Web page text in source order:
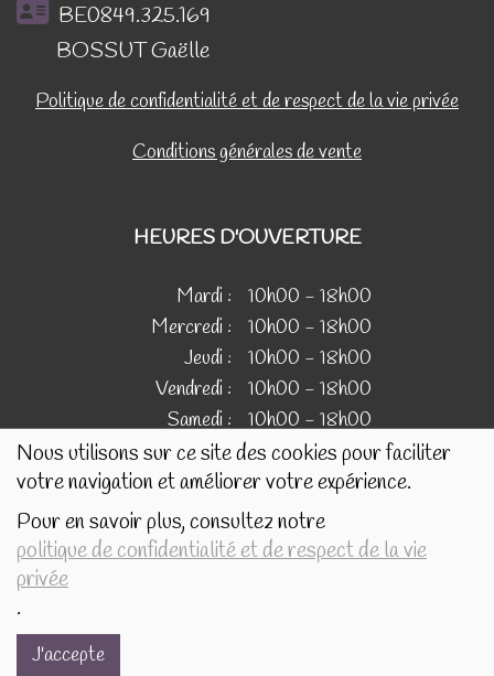
Nous utilisons sur ce site des cookies pour faciliter
votre navigation et améliorer votre expérience.
Pour en savoir plus, consultez notre
politique de confidentialité et de respect de la vie
privée
.
J'accepte
BE0849.325.169
BOSSUT Gaëlle
Politique de confidentialité et de respect de la vie privée
Conditions générales de vente
HEURES D'OUVERTURE
Mardi :
10h00 - 18h00
Mercredi :
10h00 - 18h00
Jeudi :
10h00 - 18h00
Vendredi :
10h00 - 18h00
Samedi :
10h00 - 18h00
IMAGES
Les images présentées pour illustrer les produits en vente
sur ce site ne sont pas contractuelles.